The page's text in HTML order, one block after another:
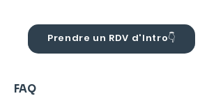
Prendre un RDV d'Intro👇
FAQ